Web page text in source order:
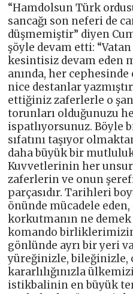
“Hamdolsun Türk
sancağı son neferi de
düşmemiştir” diyen
şöyle devam etti:
kesintisiz devam eden
anında, her cephesinde
nice destanlar
ettiğiniz zaferlerle o
torunları olduğunuzu
ispatlıyorsunuz. Böyle
sıfatını taşıyor
daha büyük bir
Kuvvetlerinin her
zaferlerin ve onun
parçasıdır. Tarihleri
önünde mücadele
korkutmanın ne
komando
gönlünde ayrı bir yeri
yüreğinizle, bileğinizle,
kararlılığınızla
istikbalinin en büyük